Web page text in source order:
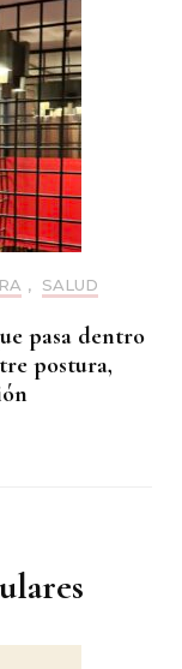
, SALUD
pasa dentro
postura,